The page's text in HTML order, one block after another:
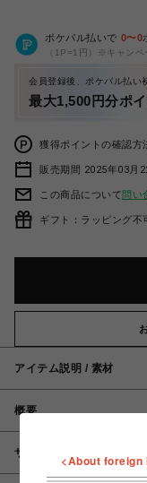
ポケパル払いで 0〜0
（1P=1円）※キャンペ
会員登録後、ポケパル払い
最大1,500円分ポ
獲得ポイントの確認方
販売期間 2025年03月
この商品について問い
ギフト：ラッピング不
アイテム説明 / 素材
概要
サイズ <About foreign